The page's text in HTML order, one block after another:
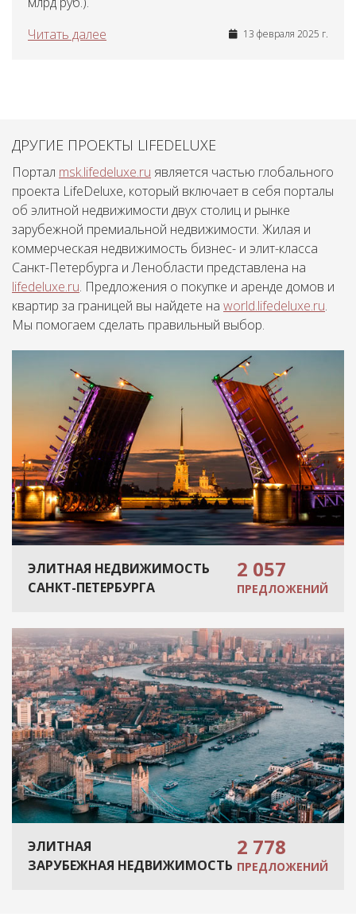
Читать далее
13 февраля 2025 г.
ДРУГИЕ ПРОЕКТЫ LIFEDELUXE
Портал msk.lifedeluxe.ru является частью глобального
проекта LifeDeluxe, который включает в себя порталы
об элитной недвижимости двух столиц и рынке
зарубежной премиальной недвижимости. Жилая и
коммерческая недвижимость бизнес- и элит-класса
Санкт-Петербурга и Ленобласти представлена на
lifedeluxe.ru. Предложения о покупке и аренде домов и
квартир за границей вы найдете на world.lifedeluxe.ru.
Мы помогаем сделать правильный выбор.
ЭЛИТНАЯ НЕДВИЖИМОСТЬ
САНКТ-ПЕТЕРБУРГА
2 057
ПРЕДЛОЖЕНИЙ
ЭЛИТНАЯ
ЗАРУБЕЖНАЯ НЕДВИЖИМОСТЬ
2 778
ПРЕДЛОЖЕНИЙ